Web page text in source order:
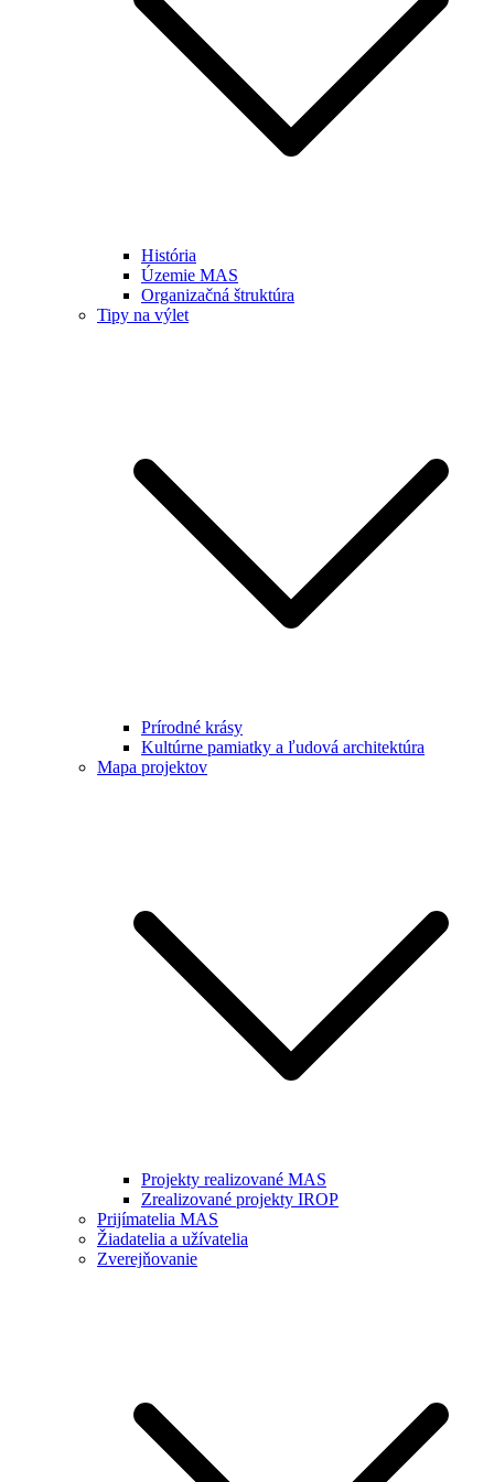
História
Územie MAS
Organizačná štruktúra
Tipy na výlet
Prírodné krásy
Kultúrne pamiatky a ľudová architektúra
Mapa projektov
Projekty realizované MAS
Zrealizované projekty IROP
Prijímatelia MAS
Žiadatelia a užívatelia
Zverejňovanie